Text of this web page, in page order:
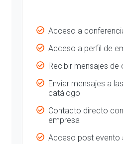
Acceso a
Acceso a perfil de
Recibir mensajes
Enviar mensajes a
catálogo
Contacto directo
empresa
Acceso post evento